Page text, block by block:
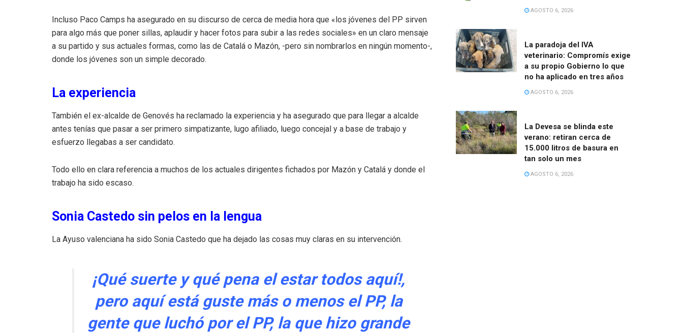
Incluso Paco Camps ha asegurado en su discurso de cerca de media hora que «los jóvenes del PP sirven
para algo más que poner sillas, aplaudir y hacer fotos para subir a las redes sociales» en un claro mensaje
a su partido y sus actuales formas, como las de Catalá o Mazón, -pero sin nombrarlos en ningún momento-,
donde los jóvenes son un simple decorado.
La experiencia
También el ex-alcalde de Genovés ha reclamado la experiencia y ha asegurado que para llegar a alcalde
antes tenías que pasar a ser primero simpatizante, lugo afiliado, luego concejal y a base de trabajo y
esfuerzo llegabas a ser candidato.
Todo ello en clara referencia a muchos de los actuales dirigentes fichados por Mazón y Catalá y donde el
trabajo ha sido escaso.
Sonia Castedo sin pelos en la lengua
La Ayuso valenciana ha sido Sonia Castedo que ha dejado las cosas muy claras en su intervención.
¡Qué suerte y qué pena el estar todos aquí!,
pero aquí está guste más o menos el PP, la
gente que luchó por el PP, la que hizo grande
AGOSTO 6, 2026
La paradoja del IVA
veterinario: Compromís exige
a su propio Gobierno lo que
no ha aplicado en tres años
AGOSTO 6, 2026
La Devesa se blinda este
verano: retiran cerca de
15.000 litros de basura en
tan solo un mes
AGOSTO 6, 2026